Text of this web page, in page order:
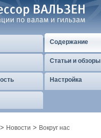
Содержание
Статьи и обзоры
Настройка
> Новости > Вокруг нас